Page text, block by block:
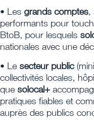
• Les grands comptes,
performants pour
BtoB, pour lesquels
nationales avec une
• Le secteur public
collectivités locales,
que solocal+
pratiques fiables et
auprès des publics